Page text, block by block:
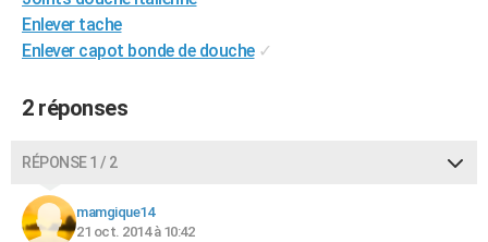
CARTE DE VOEUX
Dictionnaire
Biographies
Citations
Expressions
Proverbes
PROGRAMME TV
COPAINS D'AVANT
S'inscrire
Se connecter
Lycées
Collèges
Primaires
Universités
Entreprises
Service militaire
Avis de recherche
AVIS DE DÉCÈS
Enlever tache
Enlever capot bonde de douche ✓
2 réponses
RÉPONSE 1 / 2
mamgique14
21 oct. 2014 à 10:42